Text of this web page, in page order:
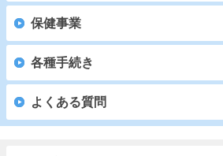
保健事業
各種手続き
よくある質問